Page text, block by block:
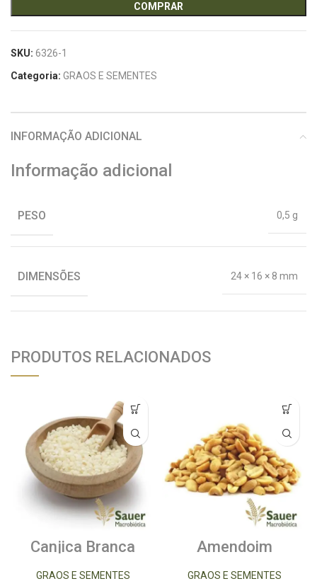
COMPRAR
SKU: 6326-1
Categoria: GRAOS E SEMENTES
INFORMAÇÃO ADICIONAL
Informação adicional
PESO 0,5 g
DIMENSÕES 24 × 16 × 8 mm
PRODUTOS RELACIONADOS
Canjica Branca
GRAOS E SEMENTES
Amendoim
GRAOS E SEMENTES